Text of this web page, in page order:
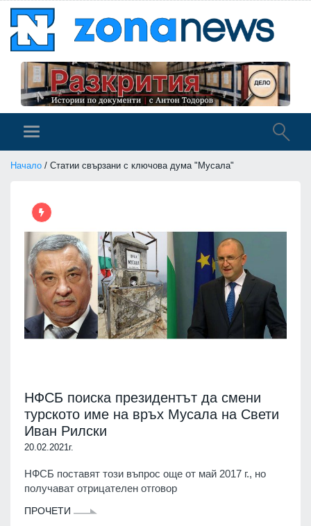
Начало / Статии свързани с ключова дума "Мусала"
НФСБ поиска президентът да смени
турското име на връх Мусала на Свети
Иван Рилски
20.02.2021г.
НФСБ поставят този въпрос още от май 2017 г., но
получават отрицателен отговор
ПРОЧЕТИ